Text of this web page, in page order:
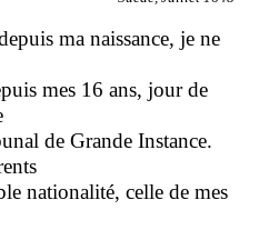
ma naissance, je ne
mes 16 ans, jour de
de Grande Instance.
nationalité, celle de mes